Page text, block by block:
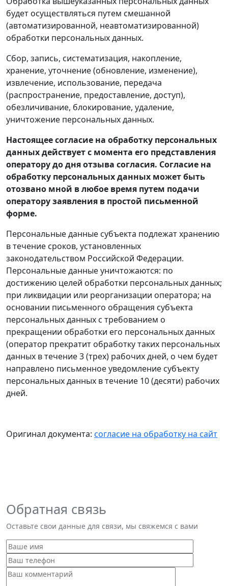
будет осуществляться путем смешанной
(автоматизированной, неавтоматизированной)
обработки персональных данных.
Сбор, запись, систематизация, накопление,
хранение, уточнение (обновление, изменение),
извлечение, использование, передача
(распространение, предоставление, доступ),
обезличивание, блокирование, удаление,
уничтожение персональных данных.
Настоящее согласие на обработку персональных
данных действует с момента его представления
оператору до дня отзыва согласия. Согласие на
обработку персональных данных может быть
отозвано мной в любое время путем подачи
оператору заявления в простой письменной
форме.
Персональные данные субъекта подлежат хранению
в течение сроков, установленных
законодательством Российской Федерации.
Персональные данные уничтожаются: по
достижению целей обработки персональных данных;
при ликвидации или реорганизации оператора; на
основании письменного обращения субъекта
персональных данных с требованием о
прекращении обработки его персональных данных
(оператор прекратит обработку таких персональных
данных в течение 3 (трех) рабочих дней, о чем будет
направлено письменное уведомление субъекту
персональных данных в течение 10 (десяти) рабочих
дней.
Оригинал документа: согласие на обработку на сайт
Обратная связь
Оставьте свои данные для связи, мы свяжемся с вами